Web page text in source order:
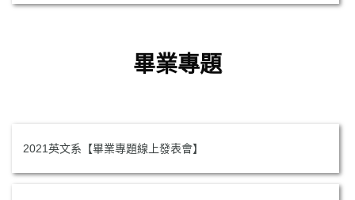
畢業專題
2021英文系【畢業專題線上發表會】